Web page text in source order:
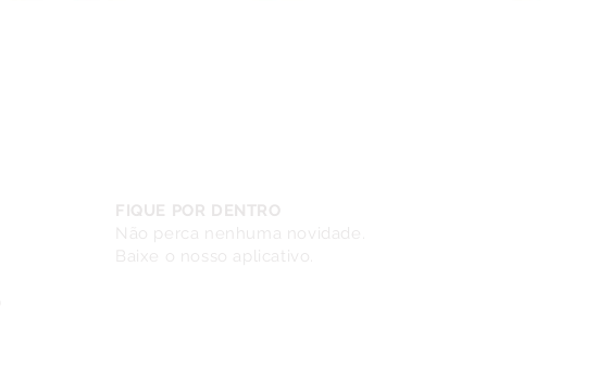
FIQUE POR DENTRO
Não perca nenhuma novidade.
Baixe o nosso aplicativo.